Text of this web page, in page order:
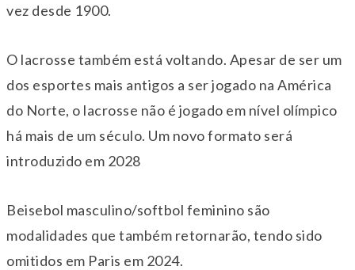
vez desde 1900.
O lacrosse também está voltando. Apesar de ser um
dos esportes mais antigos a ser jogado na América
do Norte, o lacrosse não é jogado em nível olímpico
há mais de um século. Um novo formato será
introduzido em 2028
Beisebol masculino/softbol feminino são
modalidades que também retornarão, tendo sido
omitidos em Paris em 2024.